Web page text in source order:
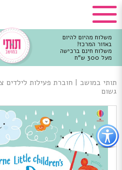
כפתור
לפתיחת
תפריט
נגישות
משלוח מהיום להיום
באזור המרכז!
משלוח חינם ברכישה
מעל 300 ש"ח
מרכזי
תותי במושב |
גשום